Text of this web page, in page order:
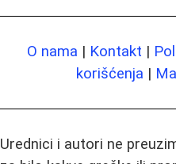
O nama | Kontakt |
korišćenja |
Urednici i autori ne